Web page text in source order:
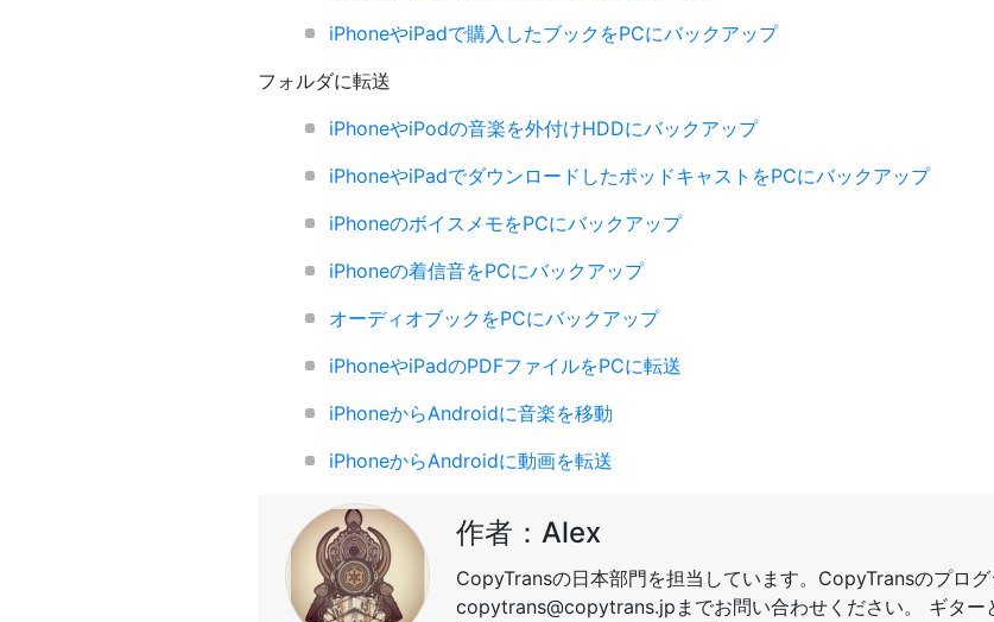
iPhoneやiPadで購入したブックをPCにバックアップ
フォルダに転送
iPhoneやiPodの音楽を外付けHDDにバックアップ
iPhoneやiPadでダウンロードしたポッドキャストをPCにバックアップ
iPhoneのボイスメモをPCにバックアップ
iPhoneの着信音をPCにバックアップ
オーディオブックをPCにバックアップ
iPhoneやiPadのPDFファイルをPCに転送
iPhoneからAndroidに音楽を移動
iPhoneからAndroidに動画を転送
作者：Alex
CopyTransの日本部門を担当しています。CopyTransのプログ
copytrans@copytrans.jpまでお問い合わせください。 ギター